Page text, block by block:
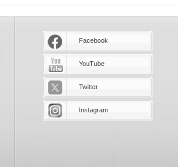
Facebook
YouTube
Twitter
Instagram